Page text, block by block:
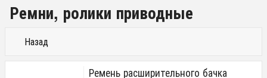
Ремни, ролики приводные
Назад
Ремень расширительного бачка